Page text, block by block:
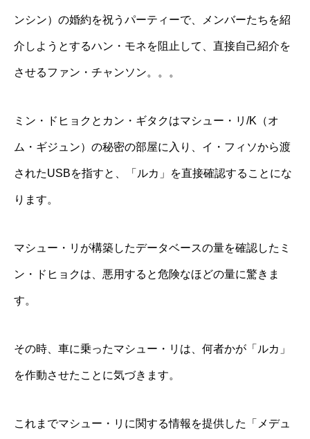
ンシン）の婚約を祝うパーティーで、メンバーたちを紹
介しようとするハン・モネを阻止して、直接自己紹介を
させるファン・チャンソン。。。
ミン・ドヒョクとカン・ギタクはマシュー・リ/K（オ
ム・ギジュン）の秘密の部屋に入り、イ・フィソから渡
されたUSBを指すと、「ルカ」を直接確認することにな
ります。
マシュー・リが構築したデータベースの量を確認したミ
ン・ドヒョクは、悪用すると危険なほどの量に驚きま
す。
その時、車に乗ったマシュー・リは、何者かが「ルカ」
を作動させたことに気づきます。
これまでマシュー・リに関する情報を提供した「メデュ